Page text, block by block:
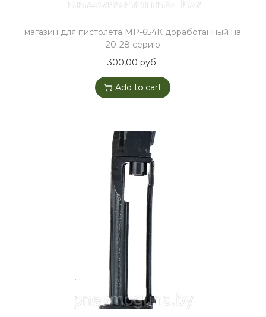
магазин для пистолета МР-654К доработанный на
20-28 серию
300,00руб.
Add to cart